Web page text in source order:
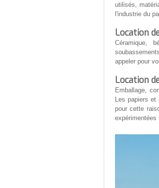
utilisés,
l'industrie du
Location
Céramique,
appeler pour
Location
Emballage,
Les papiers
pour cette
expérimentées